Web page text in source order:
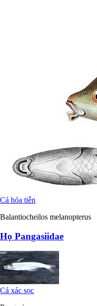
Cá hỏa tiễn
Balantiocheilos melanopterus
Họ Pangasiidae
Cá xác sọc